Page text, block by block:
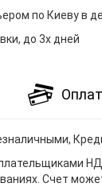
по Киеву в
до 3х дней
Счет